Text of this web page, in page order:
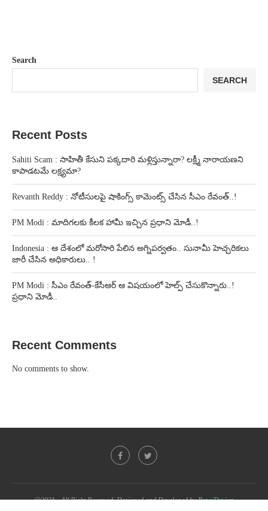
Search
SEARCH
Recent Posts
Sahiti Scam : సాహితీ కేసుని పక్కదారి మళ్లిస్తున్నారా? లక్ష్మీ నారాయణని
కాపాడటమే లక్ష్యమా?
Revanth Reddy : నోటీసులపై షాకింగ్స్ కామెంట్స్ చేసిన సీఎం రేవంత్..!
PM Modi : మాదిగలకు కీలక హామీ ఇచ్చిన ప్రధాని మోడీ..!
Indonesia : ఆ దేశంలో మరోసారి పేలిన అగ్నిపర్వతం.. సునామీ హెచ్చరికలు
జారీ చేసిన అధికారులు.. !
PM Modi : సీఎం రేవంత్-కేసీఆర్ ఆ విషయంలో హెల్ప్ చేసుకొన్నారు..!
ప్రధాని మోడీ..
Recent Comments
No comments to show.
@2021 - All Right Reserved. Designed and Developed byPenciDesign